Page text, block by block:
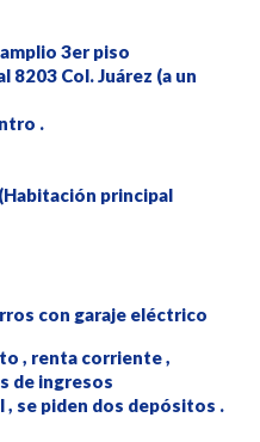
3er piso
8203 Col. Juárez (a un
.
principal
con garaje eléctrico
, renta corriente ,
de ingresos
, se piden dos depósitos .